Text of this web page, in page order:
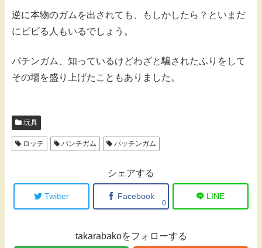
逆に本物のガムを出されても、もしかしたら？といまだ
にビビる人もいるでしょう。
パチンガム、知っているけどわざと騙されたふりをして
その場を盛り上げたこともありました。
玩具
ロッテ パンチガム パッチンガム
シェアする
Twitter Facebook
0
LINE
takarabakoをフォローする